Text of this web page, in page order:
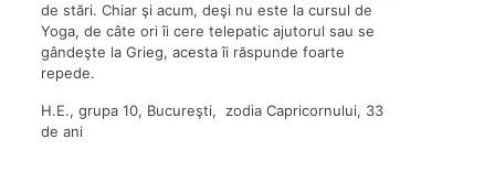
de stări. Chiar şi acum, deşi nu este la cursul de
Yoga, de câte ori îi cere telepatic ajutorul sau se
gândeşte la Grieg, acesta îi răspunde foarte
repede.
H.E., grupa 10, Bucureşti, zodia Capricornului, 33
de ani